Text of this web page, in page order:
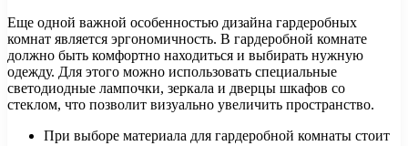
Еще одной важной особенностью дизайна гардеробных
комнат является эргономичность. В гардеробной комнате
должно быть комфортно находиться и выбирать нужную
одежду. Для этого можно использовать специальные
светодиодные лампочки, зеркала и дверцы шкафов со
стеклом, что позволит визуально увеличить пространство.
При выборе материала для гардеробной комнаты стоит